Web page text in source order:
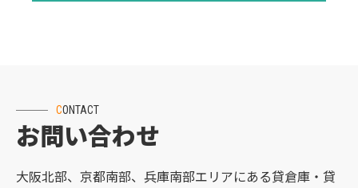
CONTACT
お問い合わせ
大阪北部、京都南部、兵庫南部エリアにある貸倉庫・貸